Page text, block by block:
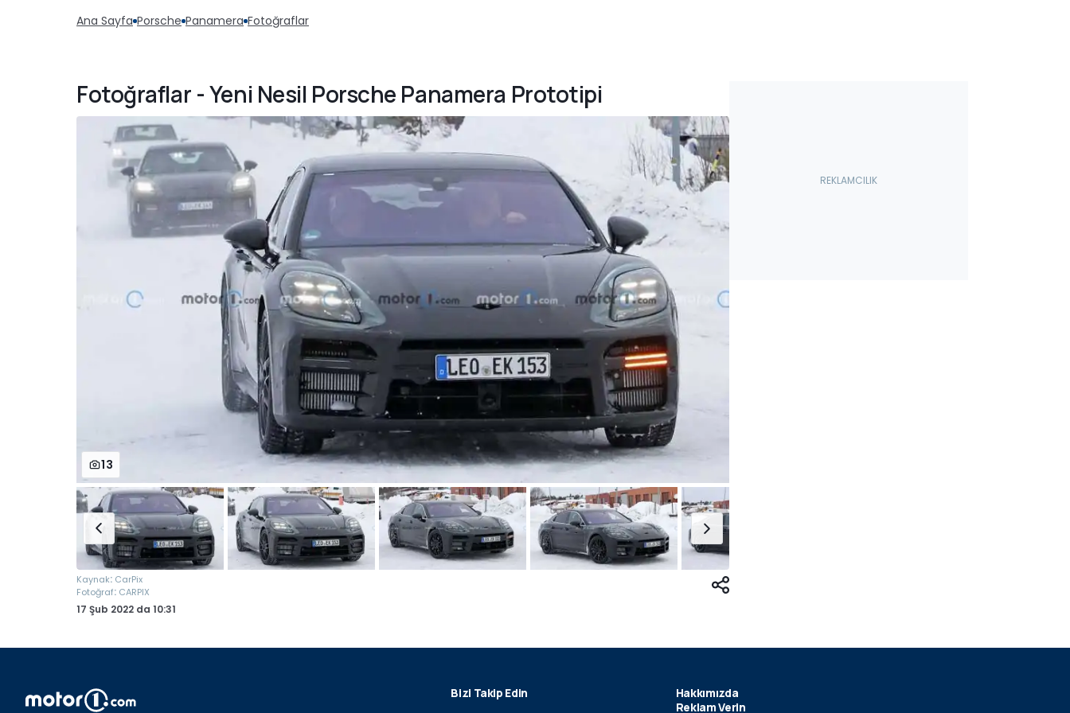
Ana Sayfa Porsche Panamera Fotoğraflar
Fotoğraflar - Yeni Nesil Porsche Panamera Prototipi
13
Kaynak: CarPix
Fotoğraf: CARPIX
17 Şub 2022 da 10:31
Bizi Takip Edin
Hakkımızda
Reklam Verin